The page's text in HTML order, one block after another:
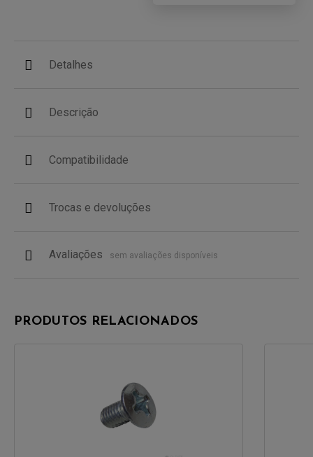
Detalhes
Descrição
Compatibilidade
Trocas e devoluções
Avaliações sem avaliações disponíveis
PRODUTOS RELACIONADOS